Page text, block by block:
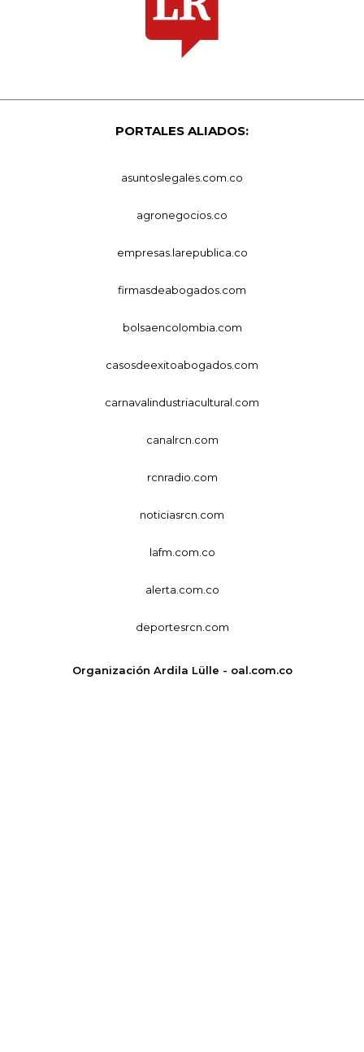
PORTALES ALIADOS:
asuntoslegales.com.co
agronegocios.co
empresas.larepublica.co
firmasdeabogados.com
bolsaencolombia.com
casosdeexitoabogados.com
carnavalindustriacultural.com
canalrcn.com
rcnradio.com
noticiasrcn.com
lafm.com.co
alerta.com.co
deportesrcn.com
Organización Ardila Lülle - oal.com.co